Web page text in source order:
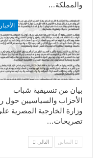
والمملكة…
الأخبار
بيان من تنسيقية شباب
الأحزاب والسياسيين حول
وزارة الخارجية المصرية
تصريحات…
السابق التالي